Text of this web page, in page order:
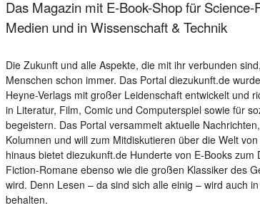
Das Magazin mit E-Book-Shop für
Medien und in Wissenschaft & Technik
Die Zukunft und alle Aspekte, die mit ihr verbunden
Menschen schon immer. Das Portal diezukunft.de
Heyne-Verlags mit großer Leidenschaft entwickelt und
in Literatur, Film, Comic und Computerspiel sowie für
begeistern. Das Portal versammelt aktuelle
Kolumnen und will zum Mitdiskutieren über die Welt
hinaus bietet diezukunft.de Hunderte von E-Books
Fiction-Romane ebenso wie die großen Klassiker des
wird. Denn Lesen – da sind sich alle einig – wird auch
behalten.